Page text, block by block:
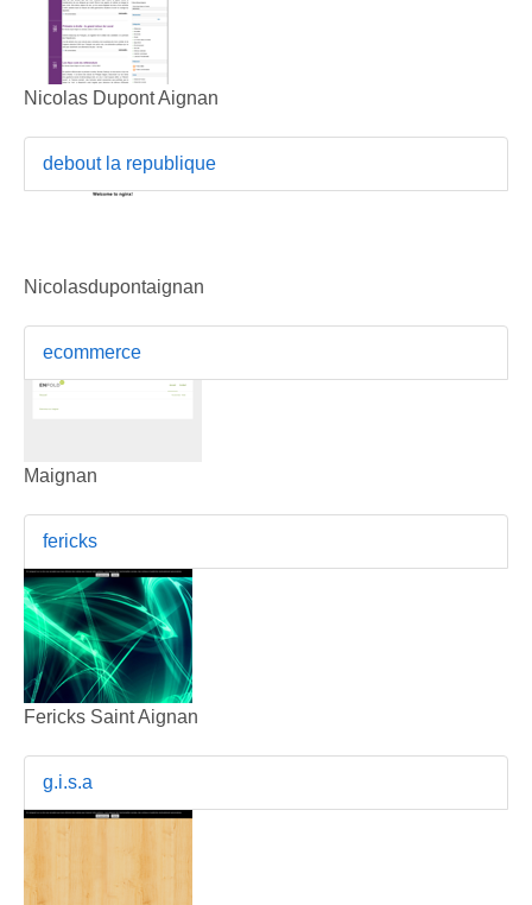
Nicolas Dupont Aignan
debout la republique
Nicolasdupontaignan
ecommerce
Maignan
fericks
Fericks Saint Aignan
g.i.s.a